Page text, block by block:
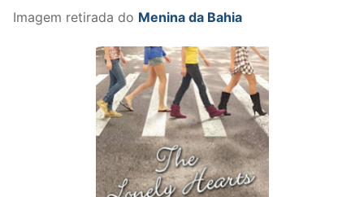
Imagem retirada do Menina da Bahia